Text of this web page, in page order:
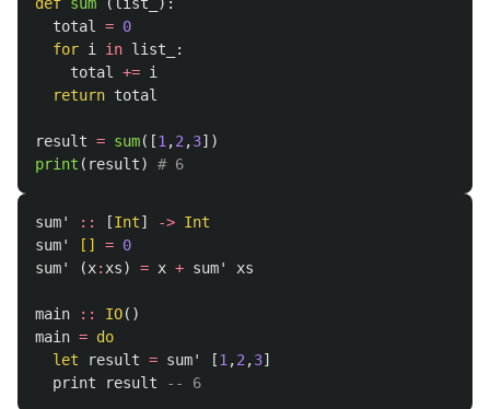
total
= 0
for i in list_
:
total
+= i
return total
result = sum([1 ,2 ,3])
print ( result)
sum' :: [Int] -> Int
sum'
[] = 0
sum'
(x: xs) = x + sum' xs
main :: IO()
main = do
let
result = sum' [1 ,2 ,3]
print
result -- 6